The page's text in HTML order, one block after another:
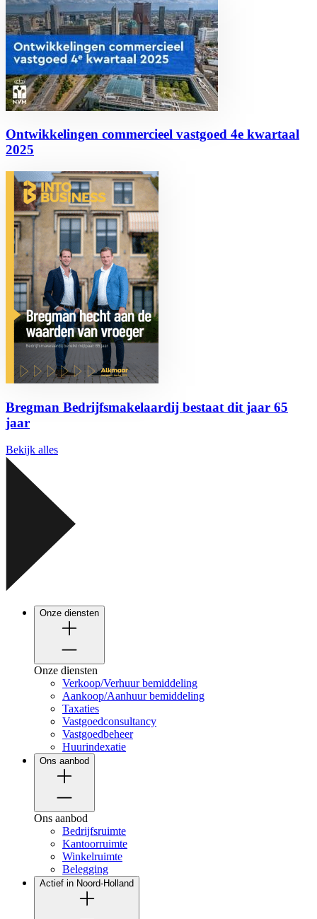
Ontwikkelingen commercieel vastgoed 4e kwartaal
2025
Bregman Bedrijfsmakelaardij bestaat dit jaar 65
jaar
Bekijk alles
Onze diensten
Onze diensten
Verkoop/Verhuur bemiddeling
Aankoop/Aanhuur bemiddeling
Taxaties
Vastgoedconsultancy
Vastgoedbeheer
Huurindexatie
Ons aanbod
Ons aanbod
Bedrijfsruimte
Kantoorruimte
Winkelruimte
Belegging
Actief in Noord-Holland